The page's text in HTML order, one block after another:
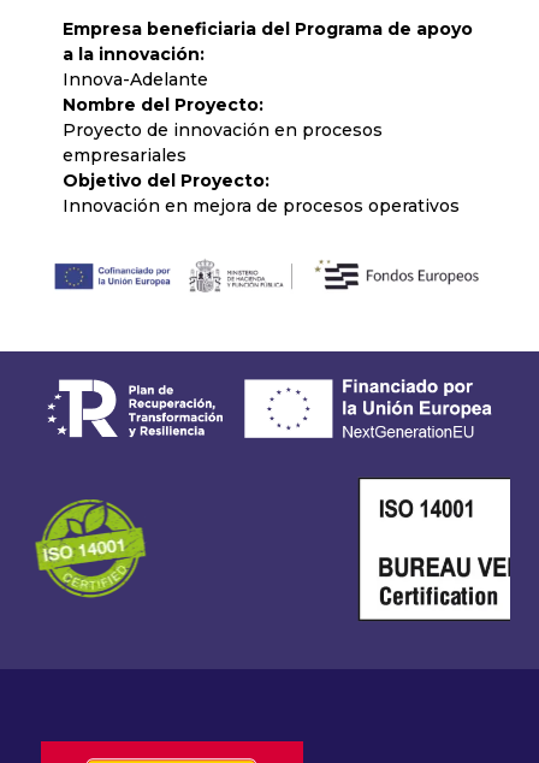
Empresa beneficiaria del Programa de apoyo
a la innovación:
Innova-Adelante
Nombre del Proyecto:
Proyecto de innovación en procesos
empresariales
Objetivo del Proyecto:
Innovación en mejora de procesos operativos